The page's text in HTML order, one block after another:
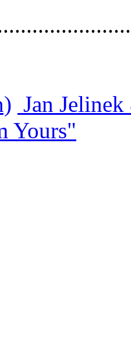
Jan
Yours"